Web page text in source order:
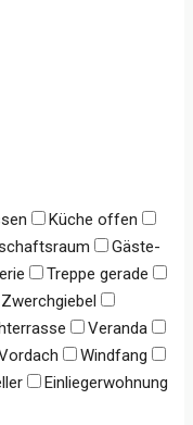
Küche offen
Gäste-
Treppe gerade
Zwerchgiebel
Veranda
Windfang
Einliegerwohnung